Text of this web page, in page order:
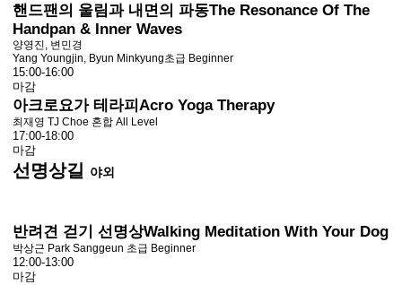
핸드팬의 울림과 내면의 파동The Resonance Of The
Handpan & Inner Waves
양영진, 변민경
Yang Youngjin, Byun Minkyung초급 Beginner
15:00-16:00
마감
아크로요가 테라피 Acro Yoga Therapy
최재영 TJ Choe 혼합 All Level
17:00-18:00
마감
선명상길 야외
반려견 걷기 선명상Walking Meditation With Your Dog
박상근 Park Sanggeun 초급 Beginner
12:00-13:00
마감